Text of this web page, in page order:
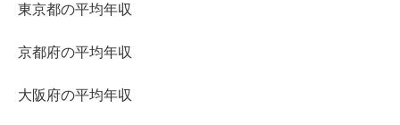
東京都の平均年収
京都府の平均年収
大阪府の平均年収